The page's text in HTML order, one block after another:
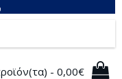
- 0,00€